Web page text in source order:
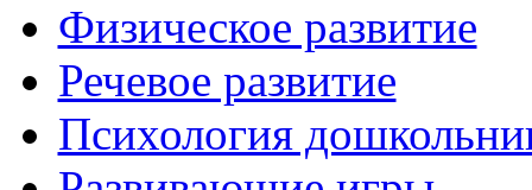
Физическое развитие
Речевое развитие
Психология